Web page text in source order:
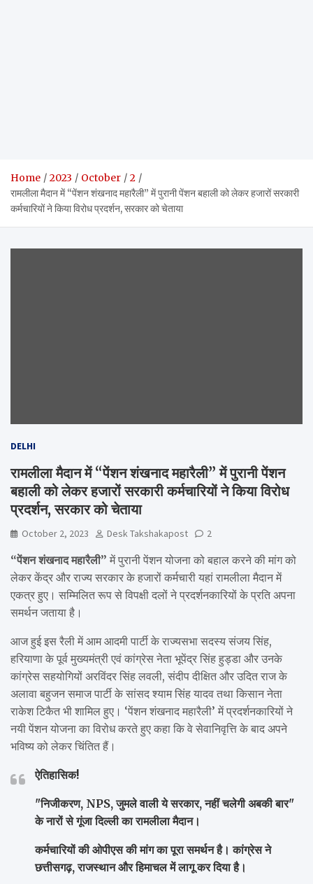
Home 2023 October
2
रामलीला मैदान में “पेंशन शंखनाद महारैली” में पुरानी पेंशन बहाली को लेकर हजारों सरकारी
कर्मचारियों ने किया विरोध प्रदर्शन, सरकार को चेताया
DELHI
रामलीला मैदान में “पेंशन शंखनाद महारैली” में पुरानी पेंशन
बहाली को लेकर हजारों सरकारी कर्मचारियों ने किया विरोध
प्रदर्शन, सरकार को चेताया
October 2, 2023 Desk Takshakapost 2
“पेंशन शंखनाद महारैली” में पुरानी पेंशन योजना को बहाल करने की मांग को
लेकर केंद्र और राज्य सरकार के हजारों कर्मचारी यहां रामलीला मैदान में
एकत्र हुए। सम्मिलित रूप से विपक्षी दलों ने प्रदर्शनकारियों के प्रति अपना
समर्थन जताया है।
आज हुई इस रैली में आम आदमी पार्टी के राज्यसभा सदस्य संजय सिंह,
हरियाणा के पूर्व मुख्यमंत्री एवं कांग्रेस नेता भूपेंद्र सिंह हुड्डा और उनके
कांग्रेस सहयोगियों अरविंदर सिंह लवली, संदीप दीक्षित और उदित राज के
अलावा बहुजन समाज पार्टी के सांसद श्याम सिंह यादव तथा किसान नेता
राकेश टिकैत भी शामिल हुए। ‘पेंशन शंखनाद महारैली’ में प्रदर्शनकारियों ने
नयी पेंशन योजना का विरोध करते हुए कहा कि वे सेवानिवृत्ति के बाद अपने
भविष्य को लेकर चिंतित हैं।
ऐतिहासिक!
"निजीकरण, NPS, जुमले वाली ये सरकार, नहीं चलेगी अबकी बार"
के नारों से गूंजा दिल्ली का रामलीला मैदान।
कर्मचारियों की ओपीएस की मांग का पूरा समर्थन है। कांग्रेस ने
छत्तीसगढ़, राजस्थान और हिमाचल में लागू कर दिया है।